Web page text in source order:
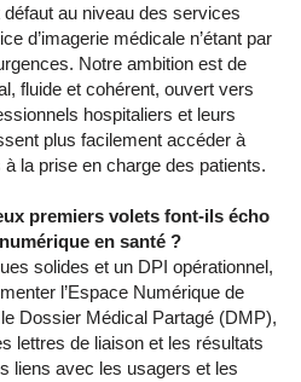
au niveau des services
d’imagerie médicale n’étant par
Notre ambition est de
fluide et cohérent, ouvert vers
hospitaliers et leurs
plus facilement accéder à
la prise en charge des patients.
premiers volets font-ils écho
en santé ?
solides et un DPI opérationnel,
l’Espace Numérique de
Dossier Médical Partagé (DMP),
lettres de liaison et les résultats
liens avec les usagers et les